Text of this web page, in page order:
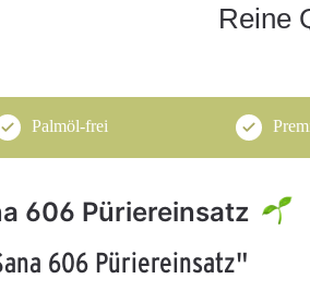
Reine
Palmöl-frei
606 Püriereinsatz
606 Püriereinsatz"